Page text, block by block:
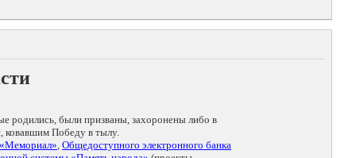
родились, были призваны, захоронены либо в
ковавшим Победу в тылу.
, Общедоступного электронного банка